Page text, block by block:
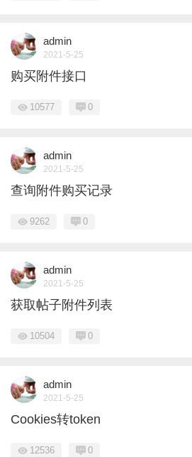
admin
2021-5-25
购买附件接口
10577 0
admin
2021-5-25
查询附件购买记录
9262 0
admin
2021-5-25
获取帖子附件列表
10504 0
admin
2021-5-25
Cookies转token
12536 0